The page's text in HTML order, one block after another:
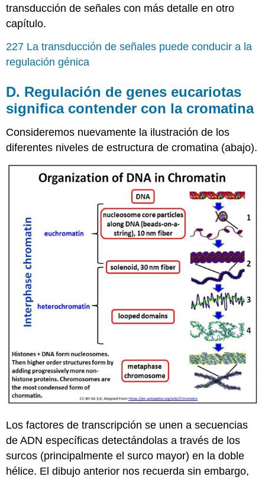
transducción de señales con más detalle en otro
capítulo.
227 La transducción de señales puede conducir a la
regulación génica
D. Regulación de genes eucariotas
significa contender con la cromatina
Consideremos nuevamente la ilustración de los
diferentes niveles de estructura de cromatina (abajo).
Los factores de transcripción se unen a secuencias
de ADN específicas detectándolas a través de los
surcos (principalmente el surco mayor) en la doble
hélice. El dibujo anterior nos recuerda sin embargo,